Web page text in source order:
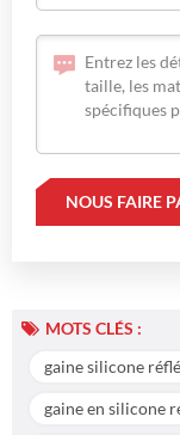
MOTS CLÉS :
gaine silicone
gaine en silicone